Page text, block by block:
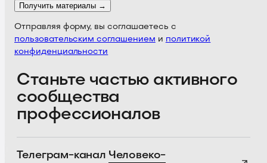
Получить материалы →
Отправляя форму, вы соглашаетесь с
пользовательским соглашением и политикой
конфиденциальности
Станьте частью активного
сообщества
профессионалов
Телеграм-канал Человеко-